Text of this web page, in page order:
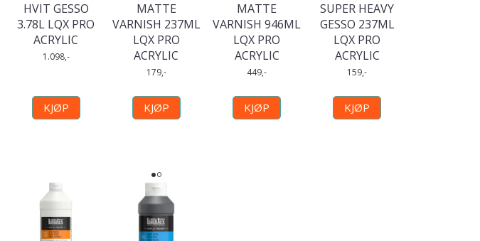
HVIT GESSO
3.78L LQX PRO
ACRYLIC
1.098,-
KJØP
MATTE
VARNISH 237ML
LQX PRO
ACRYLIC
179,-
KJØP
MATTE
VARNISH 946ML
LQX PRO
ACRYLIC
449,-
KJØP
SUPER HEAVY
GESSO 237ML
LQX PRO
ACRYLIC
159,-
KJØP